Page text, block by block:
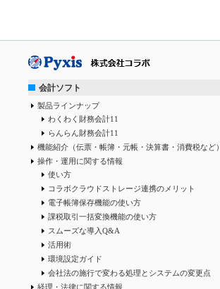
会計ソフト
製品ラインナップ
わくわく財務会計11
らんらん財務会計11
機能紹介（伝票・帳簿・元帳・決算書・消費税など）
操作・運用に関する情報
使い方
コラボクラウドストレージ連携のメリット
電子帳簿保存機能の使い方
課税取引一括変換機能の使い方
スムーズな導入Q&A
活用術
環境設定ガイド
会社法の施行で変わる処理とシステムの変更点
経理・法律に関する情報